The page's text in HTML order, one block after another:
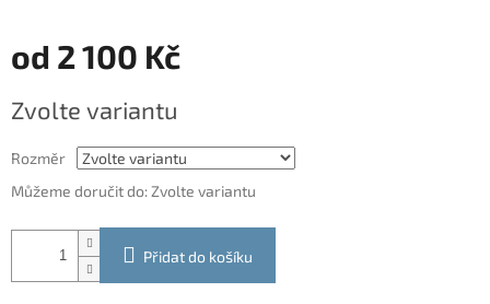
od 2 100 Kč
cena:
Zvolte variantu
Rozměr
Můžeme doručit do: Zvolte variantu
Přidat do košíku